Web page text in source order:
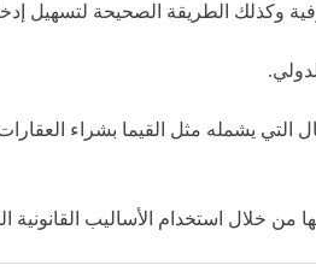
وكذلك الطريقة الصحيحة لتسهيل
التي يشمله مثل القيما
من خلال استخدام الأساليب القانونية